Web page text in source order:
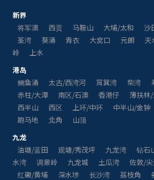
新界
将军澳
西贡 马鞍山 大埔/太和 沙
荃湾
葵涌 青衣 大窝口 元朗 天
岭
上水
港岛
鲗鱼涌
太古/西湾河 筲箕湾 柴湾
赤柱/大潭
南区/石澳 香港仔 薄扶林
西半山
西区 上环/中环 中半山/金钟
跑马地
北角
山顶
九龙
油塘/蓝田
观塘/秀茂坪 九龙湾 钻石
水湾
调景岭 九龙城 土瓜湾 佐敦/
红磡/黄埔
深水埗 长沙湾 荔枝角